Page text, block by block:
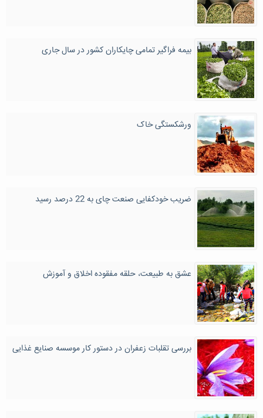
بیمه فراگیر تمامی چایکاران کشور در سال جاری
ورشکستگی خاک
ضریب خودکفایی صنعت چای به 22 درصد رسید
عشق به طبیعت، حلقه مفقوده اخلاق و آموزش
بررسی تقلبات زعفران در دستور کار موسسه صنایع غذایی